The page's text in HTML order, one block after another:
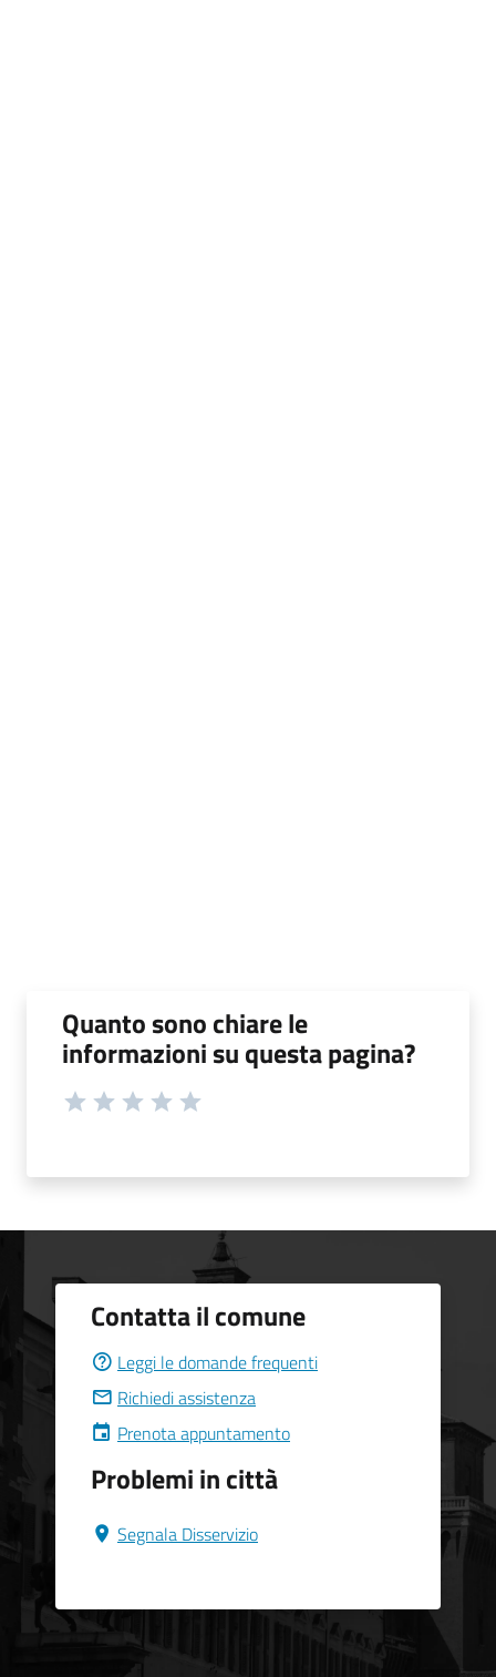
Quanto sono chiare le
informazioni su questa pagina?
Contatta il comune
Leggi le domande frequenti
Richiedi assistenza
Prenota appuntamento
Problemi in città
Segnala Disservizio